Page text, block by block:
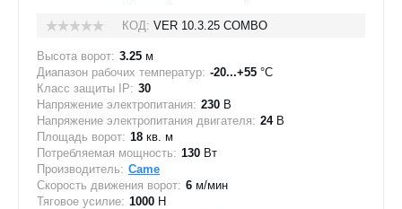
КОД: VER 10.3.25 COMBO
Высота ворот: 3.25 м
Диапазон рабочих температур: -20...+55 °C
Класс защиты IP: 30
Напряжение электропитания: 230 В
Напряжение электропитания двигателя: 24В
Площадь ворот: 18 кв. м
Потребляемая мощность: 130 Вт
Производитель: Came
Скорость движения ворот: 6 м/мин
Тяговое усилие: 1000 Н